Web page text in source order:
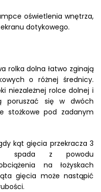
oświetlenia wnętrza,
dotykowego.
rolka dolna łatwo zginają
o różnej średnicy.
niezależnej rolce dolnej i
poruszać się w dwóch
stożkowe pod zadanym
kąt gięcia przekracza 3
spada z powodu
na łożyskach
gięcia może nastąpić